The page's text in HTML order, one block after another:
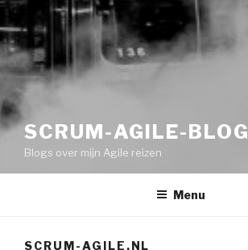
SCRUM-AGILE-BLOG
Blogs over mijn Agile reizen
Menu
SCRUM-AGILE.NL